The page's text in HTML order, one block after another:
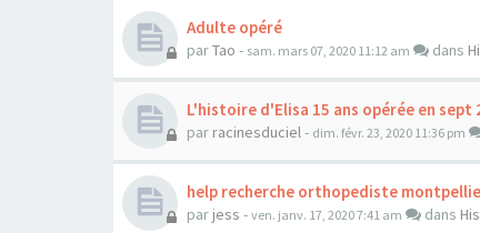
Adulte opéré
parTao - sam. mars 07, 2020 11:12 am dans
L'histoire d'Elisa 15 ans opérée en sept
par racinesduciel- dim. févr. 23, 2020 11:36 pm
help recherche orthopediste
par jess - ven. janv. 17, 2020 7:41 am dans